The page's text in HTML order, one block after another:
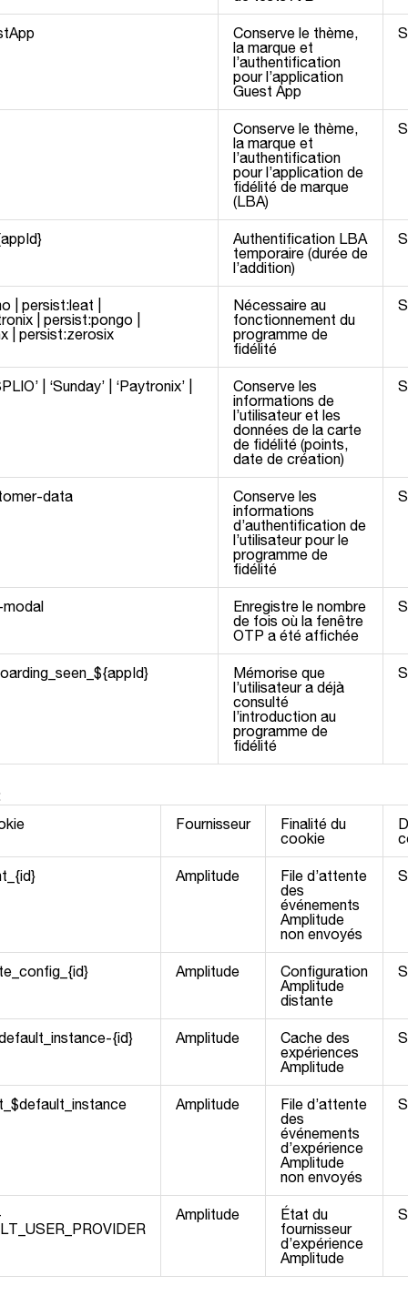
Conserve le thème,
la marque et
l’authentification
pour l’application
Guest App
Conserve le thème,
la marque et
l’authentification
pour l’application de
fidélité de marque
(LBA)
Authentification LBA
temporaire (durée de
l’addition)
| persist:leat |
| persist:pongo |
| persist:zerosix
Nécessaire au
fonctionnement du
programme de
fidélité
| ‘Sunday’ | ‘Paytronix’ |
Conserve les
informations de
l’utilisateur et les
données de la carte
de fidélité (points,
date de création)
data
Conserve les
informations
d’authentification de
l’utilisateur pour le
programme de
fidélité
Enregistre le nombre
de fois où la fenêtre
OTP a été affichée
Mémorise que
l’utilisateur a déjà
consulté
l’introduction au
programme de
fidélité
Fournisseur
Finalité du
cookie
Amplitude
File d’attente
des
événements
Amplitude
non envoyés
Amplitude
Configuration
Amplitude
distante
{id} Amplitude
Cache des
expériences
Amplitude
Amplitude
File d’attente
des
événements
d’expérience
Amplitude
non envoyés
Amplitude
État du
fournisseur
d’expérience
Amplitude